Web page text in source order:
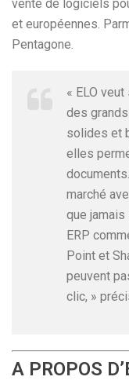
vente de logiciels
et européennes.
Pentagone.
« ELO
des
solides et
elles
marché
que
ERP
Point et
peuvent
clic, »
A PROPOS